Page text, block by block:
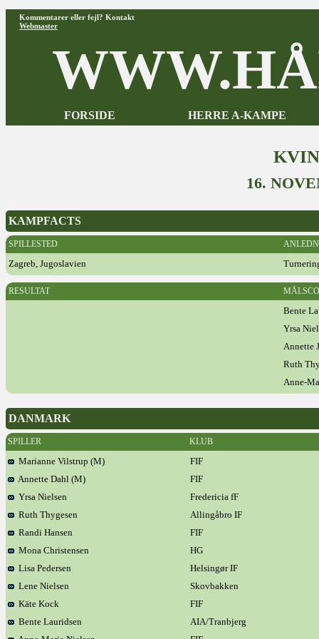
Kommentarer eller fejl? Kontakt
Webmaster
FORSIDE HERRE A-KAMPE
16.
KAMPFACTS
SPILLESTED
Zagreb, Jugoslavien
RESULTAT
Bente
Yrsa
Annette
Ruth
Anne-
DANMARK
SPILLER KLUB
Marianne Vilstrup (M)
FIF
Annette Dahl (M)
FIF
Yrsa Nielsen
Fredericia fF
Ruth Thygesen
Allingåbro IF
Randi Hansen
FIF
Mona Christensen
HG
Lisa Pedersen
Helsingør IF
Lene Nielsen
Skovbakken
Käte Kock
FIF
Bente Lauridsen
AIA/Tranbjerg